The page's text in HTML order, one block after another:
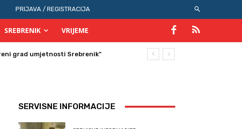
PRIJAVA / REGISTRACIJA
SREBRENIK VRIJEME
SERVISNE INFORMACIJE